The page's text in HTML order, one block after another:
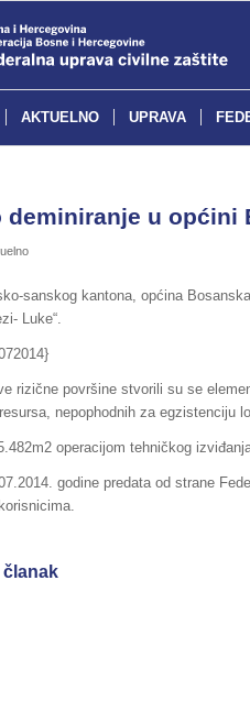
AKTUELNO UPRAVA
deminiranje u općini
sanskog kantona, općina
Luke“.
rizične površine stvorili su se
nepophodnih za egzistenciju
operacijom tehničkog
godine predata od strane
članak